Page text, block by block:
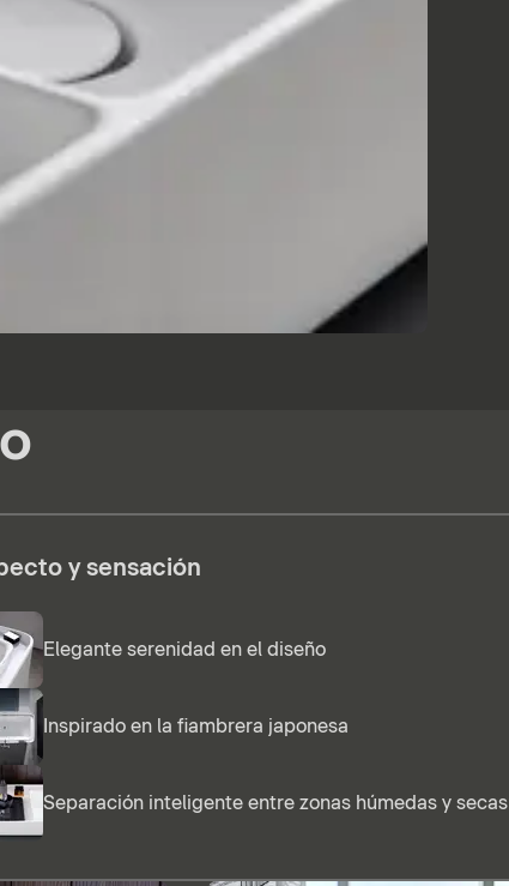
y sensación
Elegante serenidad en el diseño
Inspirado en la fiambrera japonesa
Separación inteligente entre zonas húmedas y secas